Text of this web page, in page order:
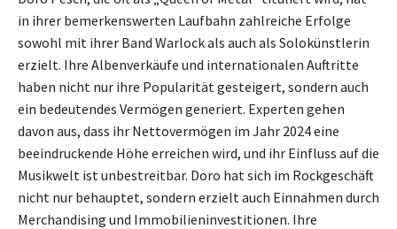
in ihrer bemerkenswerten Laufbahn zahlreiche Erfolge
sowohl mit ihrer Band Warlock als auch als Solokünstlerin
erzielt. Ihre Albenverkäufe und internationalen Auftritte
haben nicht nur ihre Popularität gesteigert, sondern auch
ein bedeutendes Vermögen generiert. Experten gehen
davon aus, dass ihr Nettovermögen im Jahr 2024 eine
beeindruckende Höhe erreichen wird, und ihr Einfluss auf die
Musikwelt ist unbestreitbar. Doro hat sich im Rockgeschäft
nicht nur behauptet, sondern erzielt auch Einnahmen durch
Merchandising und Immobilieninvestitionen. Ihre